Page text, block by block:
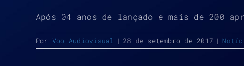
Após 04 anos de lançado e mais de 200
Por Voo Audiovisual | 28 de setembro de 2017 |